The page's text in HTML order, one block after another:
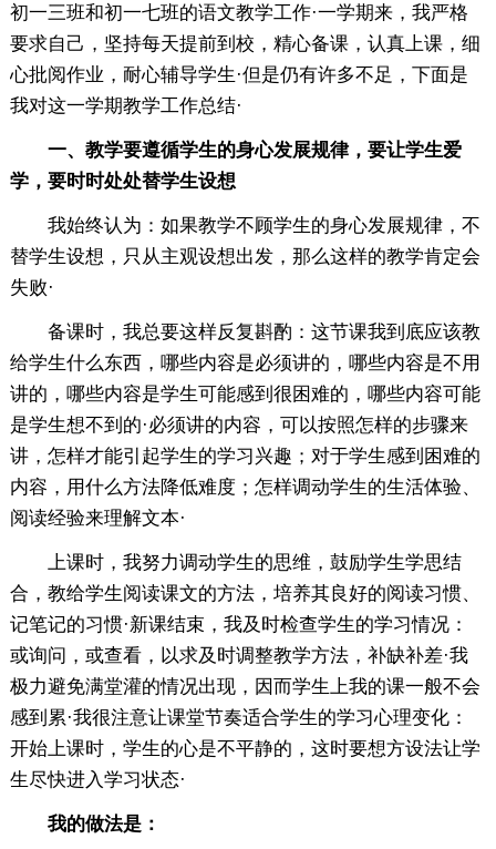
初一三班和初一七班的语文教学工作·一学期来，我严格
要求自己，坚持每天提前到校，精心备课，认真上课，细
心批阅作业，耐心辅导学生·但是仍有许多不足，下面是
我对这一学期教学工作总结·
一、教学要遵循学生的身心发展规律，要让学生爱
学，要时时处处替学生设想
我始终认为：如果教学不顾学生的身心发展规律，不
替学生设想，只从主观设想出发，那么这样的教学肯定会
失败·
备课时，我总要这样反复斟酌：这节课我到底应该教
给学生什么东西，哪些内容是必须讲的，哪些内容是不用
讲的，哪些内容是学生可能感到很困难的，哪些内容可能
是学生想不到的·必须讲的内容，可以按照怎样的步骤来
讲，怎样才能引起学生的学习兴趣；对于学生感到困难的
内容，用什么方法降低难度；怎样调动学生的生活体验、
阅读经验来理解文本·
上课时，我努力调动学生的思维，鼓励学生学思结
合，教给学生阅读课文的方法，培养其良好的阅读习惯、
记笔记的习惯·新课结束，我及时检查学生的学习情况：
或询问，或查看，以求及时调整教学方法，补缺补差·我
极力避免满堂灌的情况出现，因而学生上我的课一般不会
感到累·我很注意让课堂节奏适合学生的学习心理变化：
开始上课时，学生的心是不平静的，这时要想方设法让学
生尽快进入学习状态·
我的做法是：